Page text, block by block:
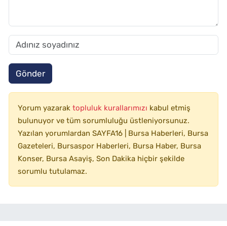
Gönder
Yorum yazarak topluluk kurallarımızı kabul etmiş
bulunuyor ve tüm sorumluluğu üstleniyorsunuz.
Yazılan yorumlardan SAYFA16 | Bursa Haberleri, Bursa
Gazeteleri, Bursaspor Haberleri, Bursa Haber, Bursa
Konser, Bursa Asayiş, Son Dakika hiçbir şekilde
sorumlu tutulamaz.